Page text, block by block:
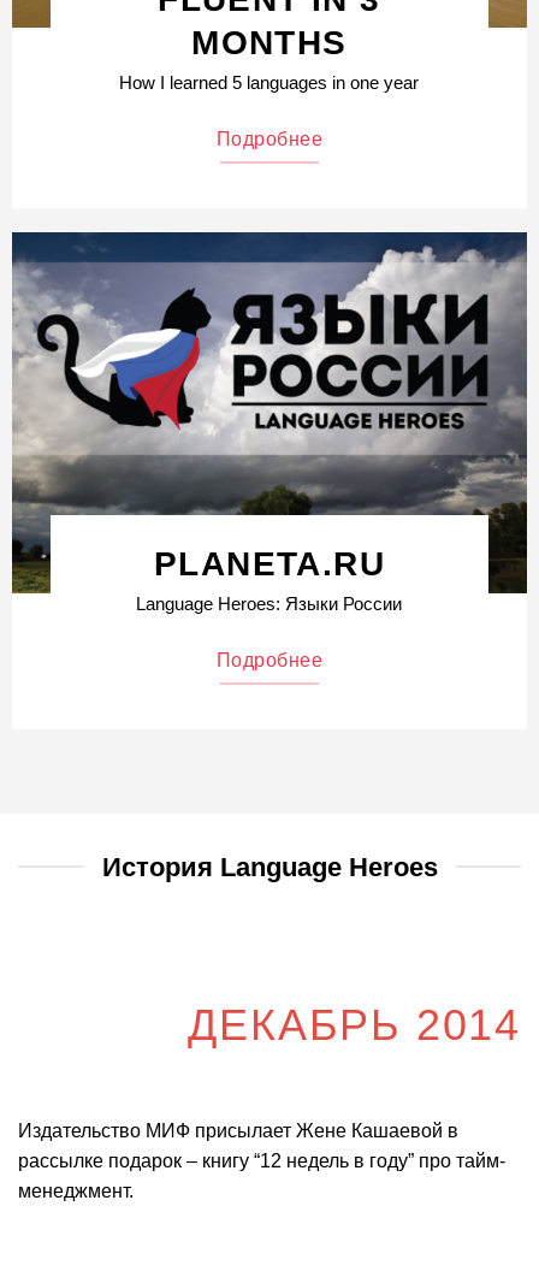
MONTHS
How I learned 5 languages in one year
Подробнее
PLANETA.RU
Language Heroes: Языки России
Подробнее
История Language Heroes
ДЕКАБРЬ 2014
Издательство МИФ присылает Жене Кашаевой в
рассылке подарок – книгу “12 недель в году” про тайм-
менеджмент.